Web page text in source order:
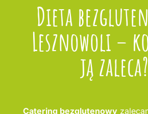
Dieta
Lesznowoli –
ją zaleca?
Catering bezglutenowy